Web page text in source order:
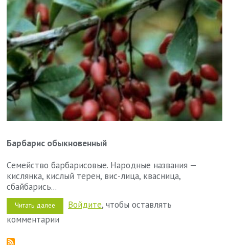
Барбарис обыкновенный
Семейство барбарисовые. Народные названия —
кислянка, кислый терен, вис-лица, квасница,
сбайбарись...
Читать далее
Барбарис
в
Войдите, чтобы оставлять
комментарии